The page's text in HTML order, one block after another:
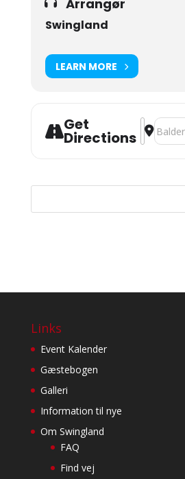
Arrangør
Swingland
LEARN MORE
Get
Directions
Address
Links
Event Kalender
Gæstebogen
Galleri
Information til nye
Om Swingland
FAQ
Find vej